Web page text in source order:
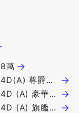
萬
尊爵型
(A) 豪華型
(A) 旗艦型